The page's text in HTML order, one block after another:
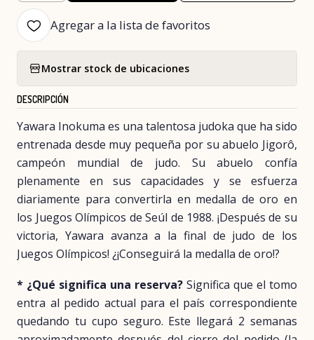
Agregar a la lista de favoritos
Mostrar stock de ubicaciones
DESCRIPCIÓN
Yawara Inokuma es una talentosa judoka que ha sido
entrenada desde muy pequeña por su abuelo Jigorô,
campeón mundial de judo. Su abuelo confía
plenamente en sus capacidades y se esfuerza
diariamente para convertirla en medalla de oro en
los Juegos Olímpicos de Seúl de 1988. ¡Después de su
victoria, Yawara avanza a la final de judo de los
Juegos Olímpicos! ¿¡Conseguirá la medalla de oro!?
* ¿Qué significa una reserva? Significa que el tomo
entra al pedido actual para el país correspondiente
quedando tu cupo seguro. Este llegará 2 semanas